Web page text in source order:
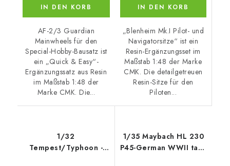
IN DEN KORB
AF-2/3 Guardian
Mainwheels für den
Special-Hobby-Bausatz ist
ein „Quick & Easy“-
Ergänzungssatz aus Resin
im Maßstab 1:48 der
Marke CMK. Die...
IN DEN KORB
„Blenheim Mk.I Pilot- und
Navigatorsitze“ ist ein
Resin-Ergänzungsset im
Maßstab 1:48 der Marke
CMK. Die detailgetreuen
Resin-Sitze für den
Piloten...
1/32
Tempest/Typhoon -
1/35 Maybach HL 230
P45-German WWII tank